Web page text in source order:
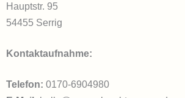
Hauptstr. 95
54455 Serrig
Kontaktaufnahme:
Telefon: 0170-6904980